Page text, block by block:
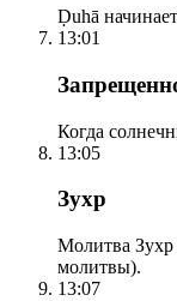
Ḍuhā
13:01
Когда
13:05
Зухр
Молитва Зухр
молитвы).
13:07